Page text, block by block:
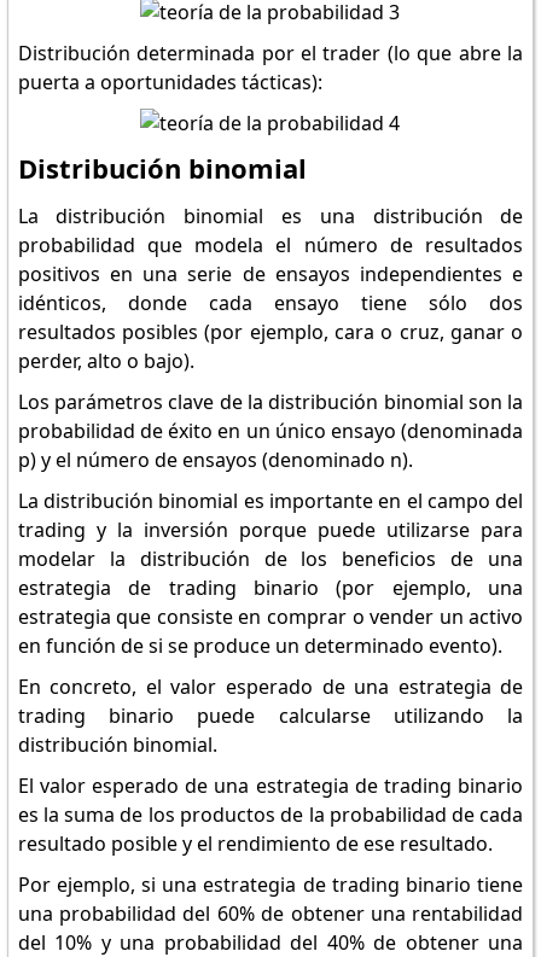
Distribución determinada por el trader (lo que abre la
puerta a oportunidades tácticas):
Distribución binomial
La distribución binomial es una distribución de
probabilidad que modela el número de resultados
positivos en una serie de ensayos independientes e
idénticos, donde cada ensayo tiene sólo dos
resultados posibles (por ejemplo, cara o cruz, ganar o
perder, alto o bajo).
Los parámetros clave de la distribución binomial son la
probabilidad de éxito en un único ensayo (denominada
p) y el número de ensayos (denominado n).
La distribución binomial es importante en el campo del
trading y la inversión porque puede utilizarse para
modelar la distribución de los beneficios de una
estrategia de trading binario (por ejemplo, una
estrategia que consiste en comprar o vender un activo
en función de si se produce un determinado evento).
En concreto, el valor esperado de una estrategia de
trading binario puede calcularse utilizando la
distribución binomial.
El valor esperado de una estrategia de trading binario
es la suma de los productos de la probabilidad de cada
resultado posible y el rendimiento de ese resultado.
Por ejemplo, si una estrategia de trading binario tiene
una probabilidad del 60% de obtener una rentabilidad
del 10% y una probabilidad del 40% de obtener una